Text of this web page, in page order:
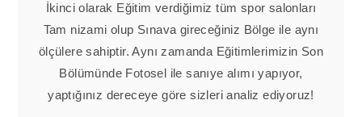
İkinci olarak Eğitim verdiğimiz tüm spor salonları
Tam nizami olup Sınava gireceğiniz Bölge ile aynı
ölçülere sahiptir. Aynı zamanda Eğitimlerimizin Son
Bölümünde Fotosel ile sanıye alımı yapıyor,
yaptığınız dereceye göre sizleri analiz ediyoruz!